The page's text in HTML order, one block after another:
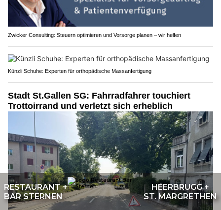
Zwicker Consulting: Steuern optimieren und Vorsorge planen – wir helfen
Künzli Schuhe: Experten für orthopädische Massanfertigung
Stadt St.Gallen SG: Fahrradfahrer touchiert
Trottoirrand und verletzt sich erheblich